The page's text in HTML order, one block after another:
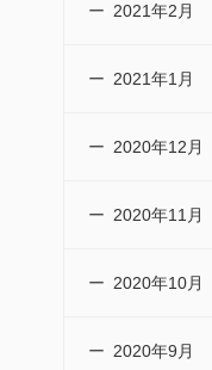
2021年2月
2021年1月
2020年12月
2020年11月
2020年10月
2020年9月